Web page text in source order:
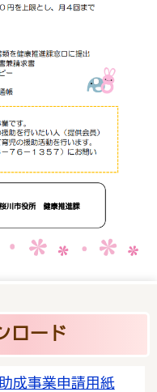
ロード
成事業申請用紙